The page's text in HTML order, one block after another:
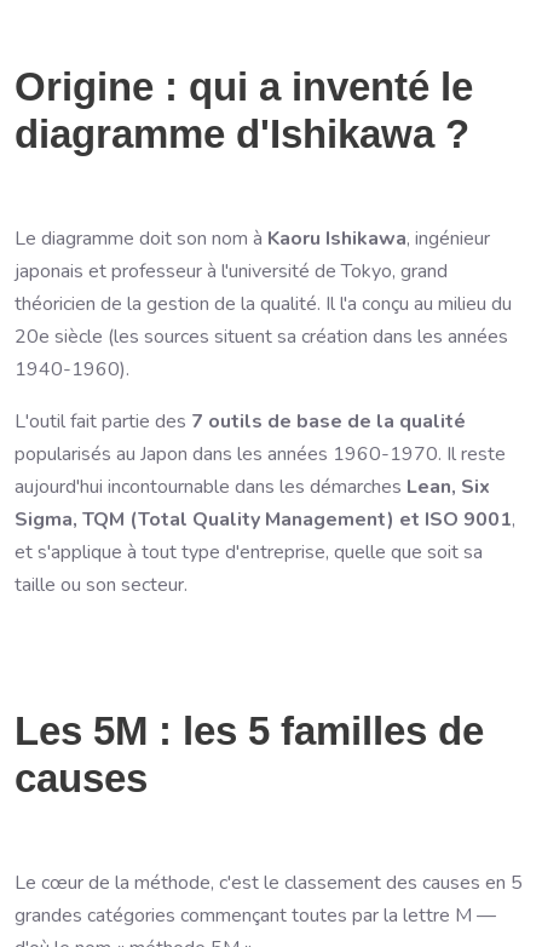
Origine : qui a inventé le
diagramme d'Ishikawa ?
Le diagramme doit son nom à Kaoru Ishikawa, ingénieur
japonais et professeur à l'université de Tokyo, grand
théoricien de la gestion de la qualité. Il l'a conçu au milieu du
20e siècle (les sources situent sa création dans les années
1940-1960).
L'outil fait partie des 7 outils de base de la qualité
popularisés au Japon dans les années 1960-1970. Il reste
aujourd'hui incontournable dans les démarches Lean, Six
Sigma, TQM (Total Quality Management) et ISO 9001,
et s'applique à tout type d'entreprise, quelle que soit sa
taille ou son secteur.
Les 5M : les 5 familles de
causes
Le cœur de la méthode, c'est le classement des causes en 5
grandes catégories commençant toutes par la lettre M —